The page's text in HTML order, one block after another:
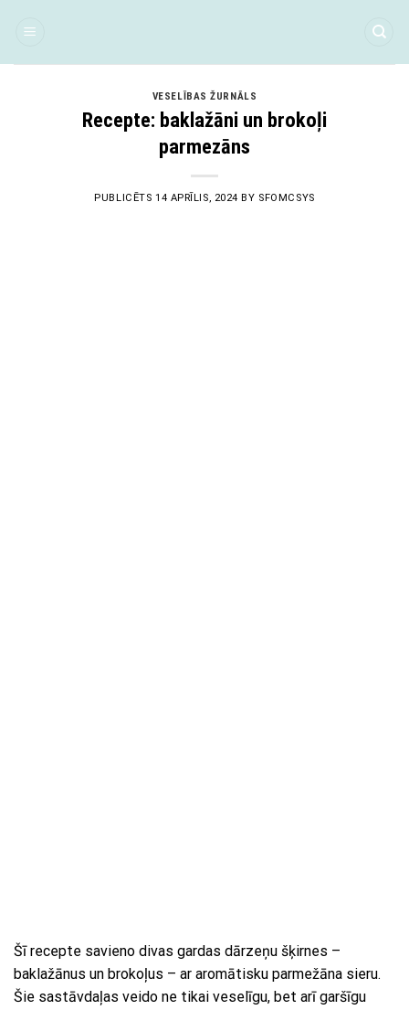
VESELĪBAS ŽURNĀLS
Recepte: baklažāni un brokoļi
parmezāns
PUBLICĒTS 14 APRĪLIS, 2024 BY SFOMCSYS
Šī recepte savieno divas gardas dārzeņu šķirnes –
baklažānus un brokoļus – ar aromātisku parmežāna sieru.
Šie sastāvdaļas veido ne tikai veselīgu, bet arī garšīgu